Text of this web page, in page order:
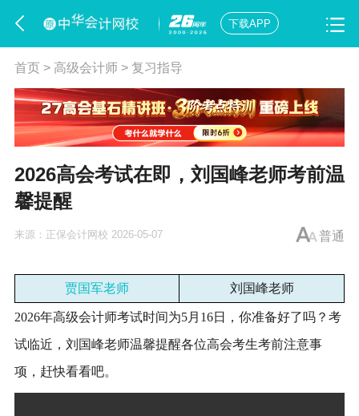
下载APP
首页> 高级会计师> 复习指导
2026高会考试在即，刘国峰老师考前温
馨提醒
普通
来源： 正保会计网校 2026-05-07
贾国军老师 刘国峰老师
2026年高级会计师考试时间为5月16日，你准备好了吗？考
试临近，刘国峰老师温馨提醒各位高会考生考前注意事
项，赶快看看吧。